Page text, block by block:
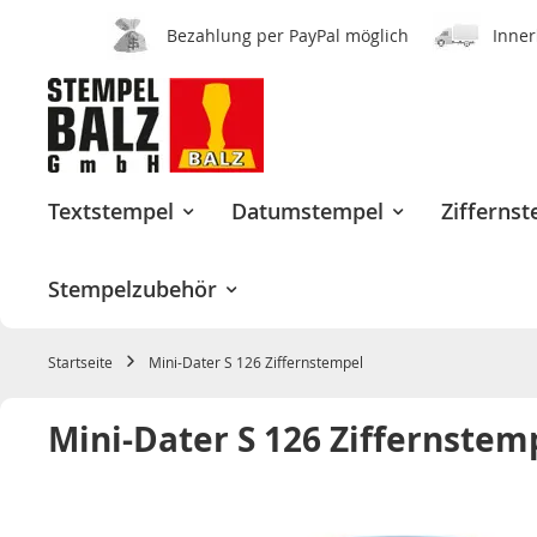
Bezahlung per PayPal möglich
springen
Textstempel Datumstempel
Stempelzubehör
Startseite Mini-Dater S 126 Ziffernstempel
Mini-Dater S 126